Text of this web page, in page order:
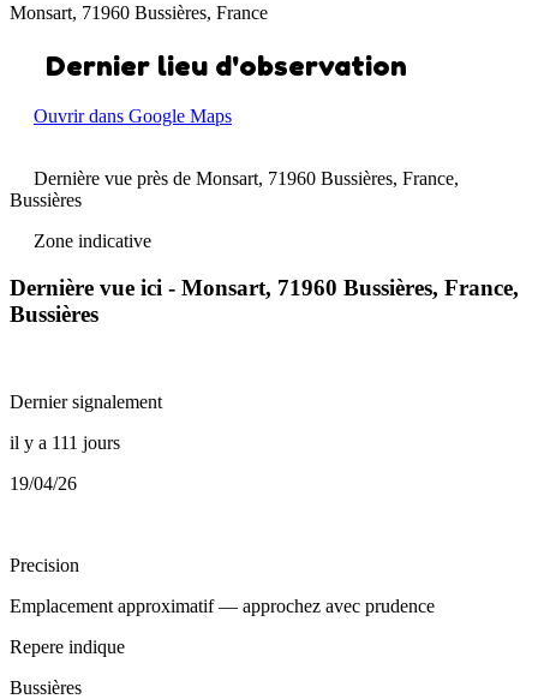
Monsart, 71960 Bussières, France
Dernier lieu d'observation
Ouvrir dans Google Maps
Dernière vue près de Monsart, 71960 Bussières, France,
Bussières
Zone indicative
Dernière vue ici - Monsart, 71960 Bussières, France,
Bussières
Dernier signalement
il y a 111 jours
19/04/26
Precision
Emplacement approximatif — approchez avec prudence
Repere indique
Bussières